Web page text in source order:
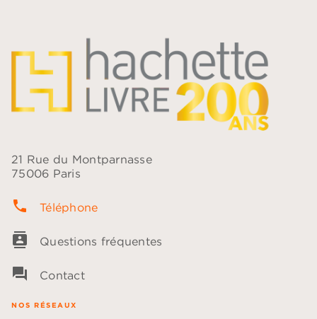
21 Rue du Montparnasse
75006 Paris
phone Téléphone
contacts Questions fréquentes
question_answer Contact
NOS RÉSEAUX